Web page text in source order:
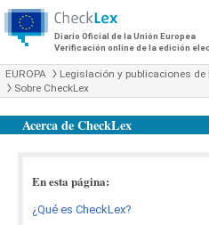
Diario Oficial de la Unión Europea
Verificación online de la edición
EUROPA Legislación y publicaciones de
Sobre CheckLex
Acerca de CheckLex
En esta página:
¿Qué es CheckLex?